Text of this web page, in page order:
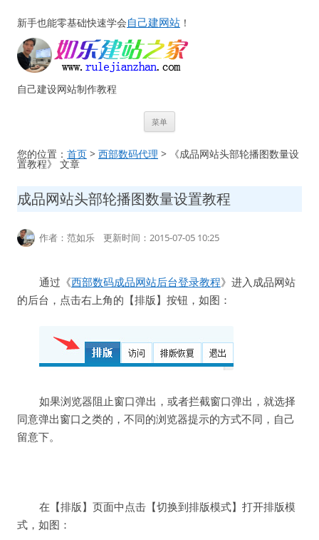
新手也能零基础快速学会自己建网站 ！
自己建设网站制作教程
菜单
文
您的位置： 首页 > 西部数码代理 > 《成品网站头部轮播图数量设
置教程》 文章
成品网站头部轮播图数量设置教程
作者：范如乐 更新时间：2015-07-05 10:25
通过《西部数码成品网站后台登录教程》进入成品网站
的后台，点击右上角的【排版】按钮，如图：
如果浏览器阻止窗口弹出，或者拦截窗口弹出，就选择
同意弹出窗口之类的，不同的浏览器提示的方式不同，自己
留意下。
在【排版】页面中点击【切换到排版模式】打开排版模
式，如图：